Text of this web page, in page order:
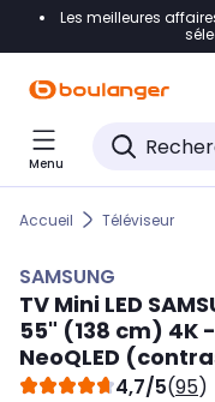
Accéder
Accéder
Accéder
Les meilleures
Menu
Accueil Téléviseur
SAMSUNG
TV Mini LED
55" (138 cm) 4K
NeoQLED
4,7/5(95)